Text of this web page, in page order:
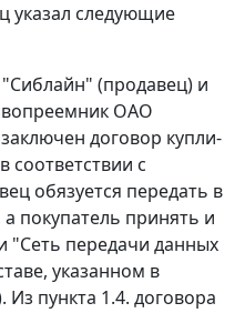
указал следующие
(продавец) и
ОАО
договор купли-
соответствии с
обязуется передать в
покупатель принять и
"Сеть передачи данных
указанном в
Из пункта 1.4. договора